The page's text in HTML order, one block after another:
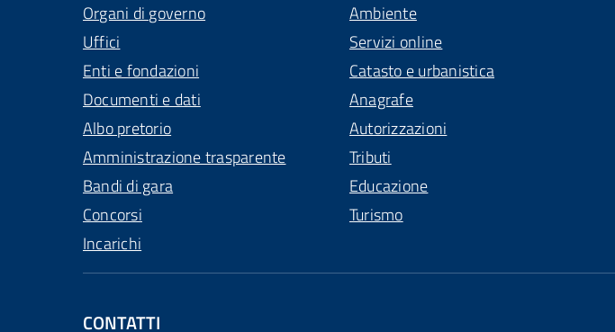
Organi di governo
Uffici
Enti e fondazioni
Documenti e dati
Albo pretorio
Amministrazione trasparente
Bandi di gara
Concorsi
Incarichi
Ambiente
Servizi online
Catasto e urbanistica
Anagrafe
Autorizzazioni
Tributi
Educazione
Turismo
CONTATTI